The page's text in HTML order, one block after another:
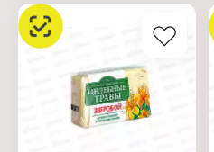
Характеристики:
Производитель: Nefis
Cosmetics
Назначение: туалетное
Линейка: Фруктовая
Название: "Апельсин"